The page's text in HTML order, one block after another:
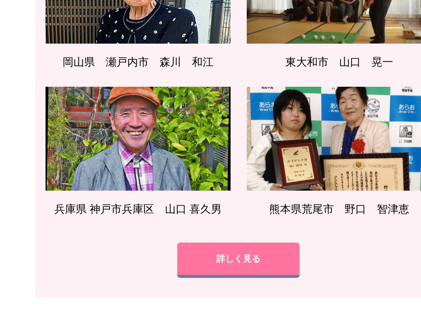
岡山県 瀬戸内市 森川 和江 東大和市 山口 晃一
兵庫県 神戸市兵庫区 山口 喜久男 熊本県荒尾市 野口 智津恵
詳しく見る